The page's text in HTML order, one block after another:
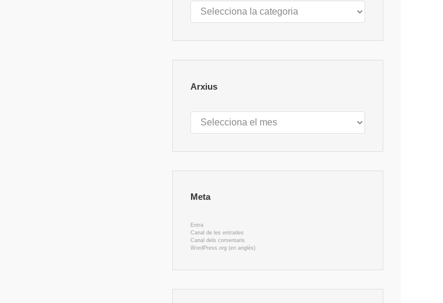
Categories
Arxius
Arxius
Meta
Entra
Canal de les entrades
Canal dels comentaris
WordPress.org (en anglès)